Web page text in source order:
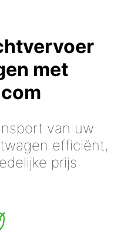
met
van uw
efficiënt,
prijs